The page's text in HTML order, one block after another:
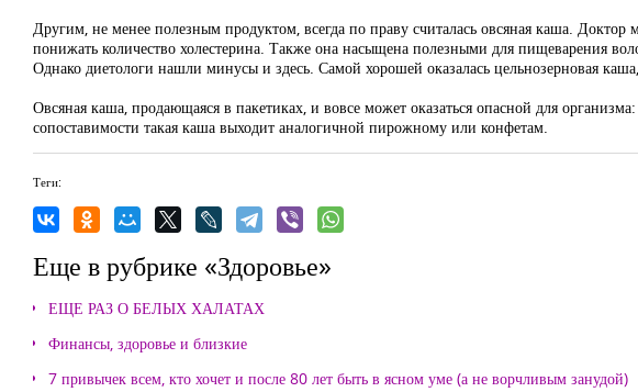
Другим, не менее полезным продуктом, всегда по праву считалась овсяная каша.
понижать количество холестерина. Также она насыщена полезными для пищеварения
Однако диетологи нашли минусы и здесь. Самой хорошей оказалась цельнозерновая
Овсяная каша, продающаяся в пакетиках, и вовсе может оказаться опасной для
сопоставимости такая каша выходит аналогичной пирожному или конфетам.
Теги:
Еще в рубрике «Здоровье»
ЕЩЕ РАЗ О БЕЛЫХ ХАЛАТАХ
Финансы, здоровье и близкие
7 привычек всем, кто хочет и после 80 лет быть в ясном уме (а не ворчливым занудой)